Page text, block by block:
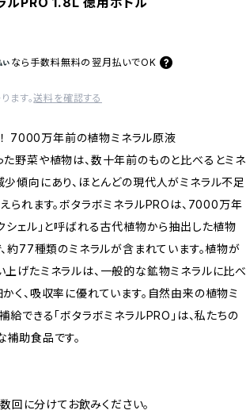
なら 手数料無料の 翌月払いでOK
ます。送料を確認する
7000万年前の植物ミネラル原液
野菜や植物は、数十年前のものと比べるとミネ
傾向にあり、ほとんどの現代人がミネラル不足
られます。ボタラボミネラルPROは、7000万年
シェル」と呼ばれる古代植物から抽出した植物
約77種類のミネラルが含まれています。植物が
げたミネラルは、一般的な鉱物ミネラルに比べ
く、吸収率に優れています。自然由来の植物ミ
給できる「ボタラボミネラルPRO」は、私たちの
助食品です。
回に分けてお飲みください。